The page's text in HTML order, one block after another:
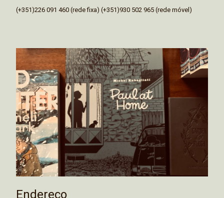
(+351)226 091 460 (rede fixa) (+351)930 502 965 (rede móvel)
Endereço